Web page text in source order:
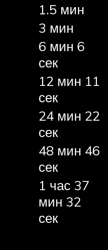
1.5 мин
3 мин
6 мин 6
сек
12 мин 11
сек
24 мин 22
сек
48 мин 46
сек
1 час 37
мин 32
сек